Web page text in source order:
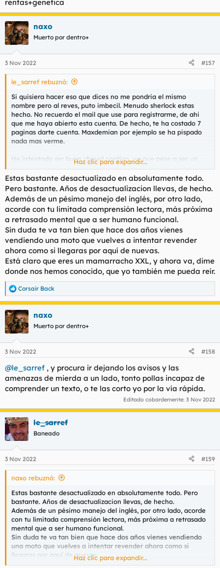
rentas+genetica
naxo
Muerto por dentro+
3 Nov 2022 #157
le_sarref rebuznó:
Si quisiera hacer eso que dices no me pondria el mismo
nombre pero al reves, puto imbecil. Menudo sherlock estas
hecho. No recuerdo el mail que use para registrarme, de ahi
que me haya abierto esta cuenta. De hecho, te ha costado 7
paginas darte cuenta. Maxdemian por ejemplo se ha pispado
nada mas verme.
He intentado ser buen chaval contigo, ya que pese a ser un
pretencioso retrasado que no sabe una mierda de lo que habla,
no me mola meter el plano personal en estas cosas de internet,
pero es que me estas tocando los cojones a dos manos, puto
TONTO.
De verdad es necesario que diga, que pedi referencias tuyas el
otro dia y que TODOS sin excepcion me han dicho que eres un
gilipollas y un inepto? necesitas que diga tambien que tu
negocio de comparadores, aquel que montaste con P.S.,
facturaba la MAREANTE cifra de 300 y pico euros mensuales??
quieres que ponga por aqui tu curriculum de SECRETARIA y lo
comparemos con tus palabras unos hilos mas atras donde
afirmas haber gestionado tropecientas redes de trafico y tener
mas de 10 años de experiencia?? eres un puto desecho
humano y si tuvieras un minimo de dignidad te retirarias de
este hilo antes de que saque mas miseria tuya a relucir
Haz clic para expandir...
Estas bastante desactualizado en absolutamente todo.
Pero bastante. Años de desactualizacion llevas, de hecho.
Además de un pésimo manejo del inglés, por otro lado,
acorde con tu limitada comprensión lectora, más próxima
a retrasado mental que a ser humano funcional.
Sin duda te va tan bien que hace dos años vienes
vendiendo una moto que vuelves a intentar revender
ahora como si llegaras por aquí de nuevas.
Está claro que eres un mamarracho XXL, y ahora va, dime
donde nos hemos conocido, que yo también me pueda reír.
R
e
a
c
c
i
e
:
Corsair Back
naxo
Muerto por dentro+
3 Nov 2022 #158
@le_sarref , y procura ir dejando los avisos y las
amenazas de mierda a un lado, tonto pollas incapaz de
comprender un texto, o te las corto yo por la vía rápida.
Editado cobardemente: 3 Nov 2022
le_sarref
Baneado
3 Nov 2022 #159
naxo rebuznó:
Estas bastante desactualizado en absolutamente todo. Pero
bastante. Años de desactualizacion llevas, de hecho.
Además de un pésimo manejo del inglés, por otro lado, acorde
con tu limitada comprensión lectora, más próxima a retrasado
mental que a ser humano funcional.
Sin duda te va tan bien que hace dos años vienes vendiendo
una moto que vuelves a intentar revender ahora como si
llegaras por aquí de nuevas.
Está claro que eres un mamarracho XXL, y ahora va, dime
Haz clic para expandir...